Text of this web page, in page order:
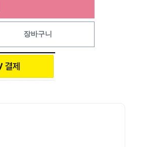
장바구니